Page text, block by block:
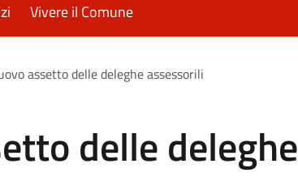
Vivere il Comune
assetto delle deleghe assessorili
delle deleghe